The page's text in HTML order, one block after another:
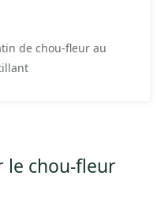
de chou-fleur au
le chou-fleur